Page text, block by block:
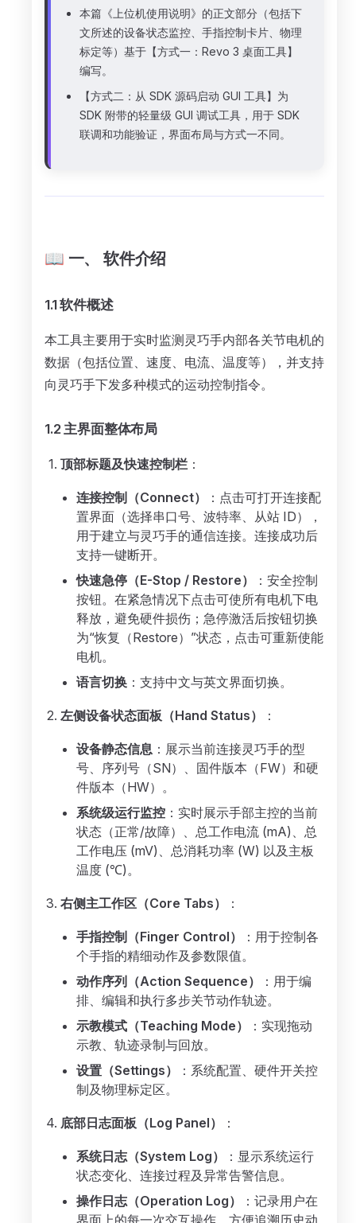
本篇《上位机使用说明》的正文部分（包括下
文所述的设备状态监控、手指控制卡片、物理
标定等）基于【方式一：Revo 3 桌面工具】
编写。
【方式二：从 SDK 源码启动 GUI 工具】为
SDK 附带的轻量级 GUI 调试工具，用于 SDK
联调和功能验证，界面布局与方式一不同。
📖 一、 软件介绍
1.1 软件概述
本工具主要用于实时监测灵巧手内部各关节电机的
数据（包括位置、速度、电流、温度等），并支持
向灵巧手下发多种模式的运动控制指令。
1.2 主界面整体布局
顶部标题及快速控制栏 ：
连接控制（Connect）
：点击可打开连接配
置界面（选择串口号、波特率、从站 ID），
用于建立与灵巧手的通信连接。连接成功后
支持一键断开。
快速急停（E-Stop / Restore）
：安全控制
按钮。在紧急情况下点击可使所有电机下电
释放，避免硬件损伤；急停激活后按钮切换
为“恢复（Restore）”状态，点击可重新使能
电机。
语言切换 ：支持中文与英文界面切换。
左侧设备状态面板（Hand Status） ：
设备静态信息 ：展示当前连接灵巧手的型
号、序列号（SN）、固件版本（FW）和硬
件版本（HW）。
系统级运行监控 ：实时展示手部主控的当前
状态（正常/故障）、总工作电流 (mA)、总
工作电压 (mV)、总消耗功率 (W) 以及主板
温度 (℃)。
右侧主工作区（Core Tabs） ：
手指控制（Finger Control）
：用于控制各
个手指的精细动作及参数限值。
动作序列（Action Sequence）
：用于编
排、编辑和执行多步关节动作轨迹。
示教模式（Teaching Mode）
：实现拖动
示教、轨迹录制与回放。
设置（Settings）
：系统配置、硬件开关控
制及物理标定区。
底部日志面板（Log Panel） ：
系统日志（System Log）
：显示系统运行
状态变化、连接过程及异常告警信息。
操作日志（Operation Log）
：记录用户在
界面上的每一次交互操作，方便追溯历史动